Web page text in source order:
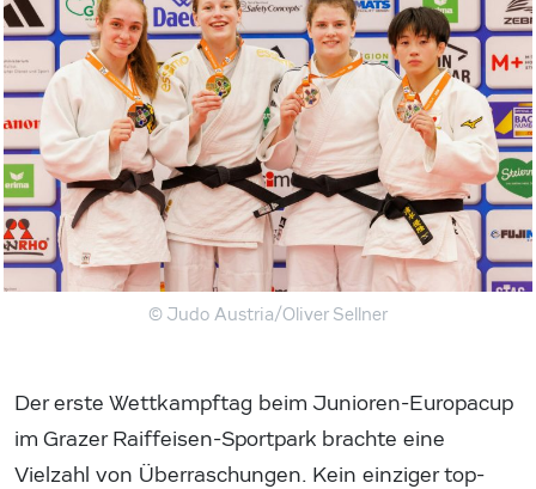
© Judo Austria/Oliver Sellner
Der erste Wettkampftag beim Junioren-Europacup
im Grazer Raiffeisen-Sportpark brachte eine
Vielzahl von Überraschungen. Kein einziger top-